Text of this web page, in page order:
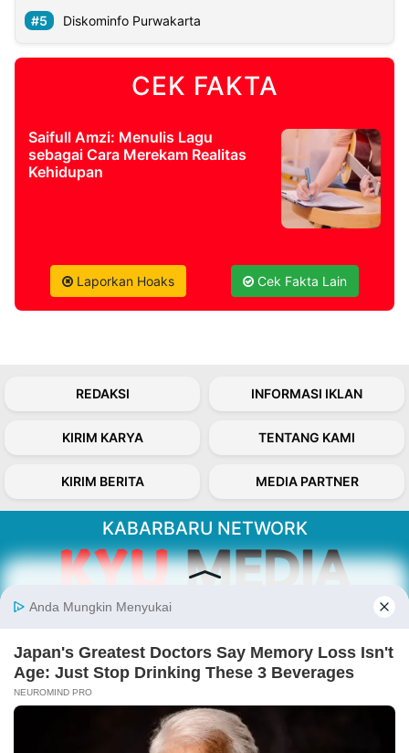
2026
PT.
Diskominfo Purwakarta
CEK FAKTA
Saifull Amzi: Menulis Lagu
sebagai Cara Merekam Realitas
Kehidupan
Laporkan Hoaks Cek Fakta Lain
REDAKSI INFORMASI IKLAN
KIRIM KARYA TENTANG KAMI
KIRIM BERITA MEDIA PARTNER
KABARBARU NETWORK
Kabarbaru.co menyajikan berita aktual dan
inspiratif dari sudut pandang berbaik sangka
Follow Kabarbaru